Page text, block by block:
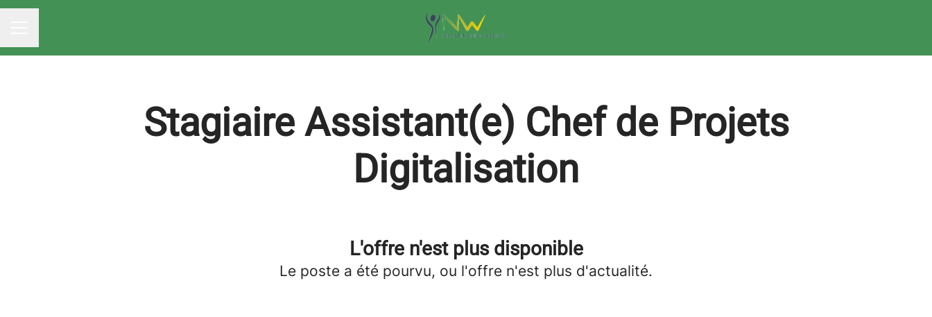
Stagiaire Assistant(e) Chef de Projets
Digitalisation
L'offre n'est plus disponible
Le poste a été pourvu, ou l'offre n'est plus d'actualité.